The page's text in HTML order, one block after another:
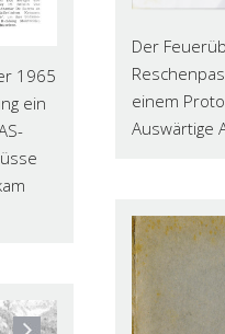
1965
ein
Der
einem
Auswärtige